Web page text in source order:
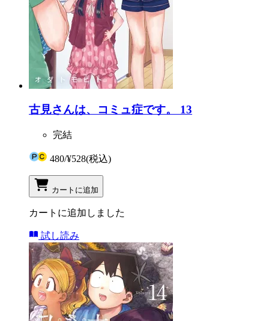
古見さんは、コミュ症です。 13
完結
480/¥528(税込)
カートに追加
カートに追加しました
試し読み